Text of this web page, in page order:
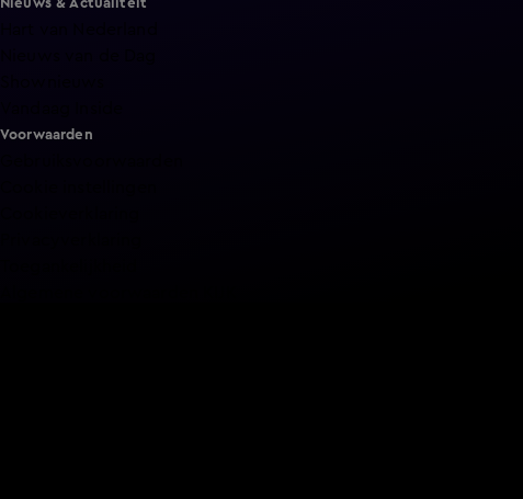
Nieuws & Actualiteit
Voorwaarden